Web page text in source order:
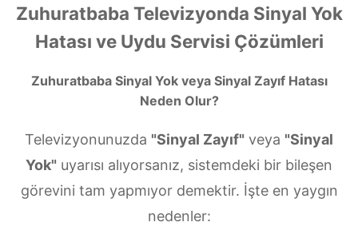
Zuhuratbaba Televizyonda Sinyal Yok
Hatası ve Uydu Servisi Çözümleri
Zuhuratbaba Sinyal Yok veya Sinyal Zayıf Hatası
Neden Olur?
Televizyonunuzda "Sinyal Zayıf" veya "Sinyal
Yok" uyarısı alıyorsanız, sistemdeki bir bileşen
görevini tam yapmıyor demektir. İşte en yaygın
nedenler: